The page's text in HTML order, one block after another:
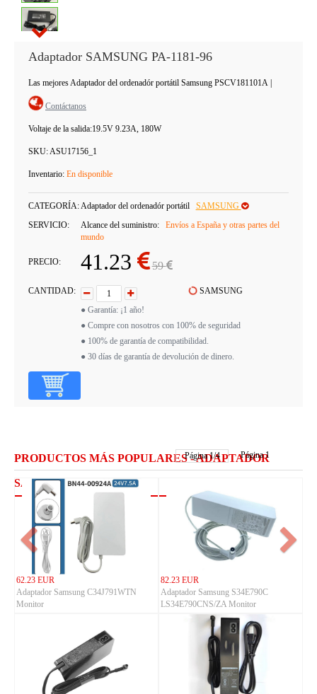
Adaptador SAMSUNG PA-1181-96
Las mejores Adaptador del ordenadór portátil Samsung PSCV181101A
Contáctanos
Voltaje de la salida:19.5V 9.23A, 180W
SKU:ASU17156_1
Inventario: En disponible
CATEGORÍA:Adaptador del ordenadór portátil
SAMSUNG
SERVICIO:
Alcance del suministro:
Envíos a España y otras partes del
mundo
PRECIO: 41.23 59
CANTIDAD:
SAMSUNG
● Garantía: ¡1 año!
● Compre con nosotros con 100% de seguridad
● 100% de garantía de compatibilidad.
● 30 días de garantía de devolución de dinero.
PRODUCTOS MÁS POPULARES - ADAPTADOR
SAMSUNG
Página1/4 Página 1
62.23 EUR
Adaptador Samsung C34J791WTN
Monitor
82.23 EUR
Adaptador Samsung S34E790C
LS34E790CNS/ZA Monitor